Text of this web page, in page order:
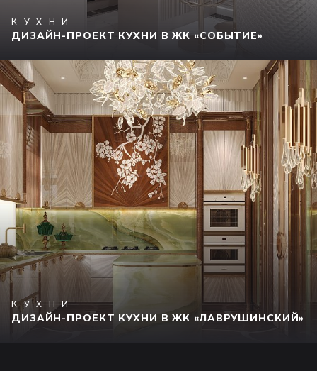
КУХНИ
ДИЗАЙН-ПРОЕКТ КУХНИ В ЖК «СОБЫТИЕ»
КУХНИ
ДИЗАЙН-ПРОЕКТ КУХНИ В ЖК «ЛАВРУШИНСКИЙ»